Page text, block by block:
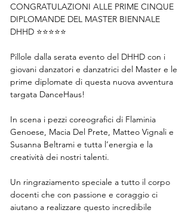
CONGRATULAZIONI ALLE PRIME CINQUE
DIPLOMANDE DEL MASTER BIENNALE
DHHD ⭐️⭐️⭐️⭐️⭐️
Pillole dalla serata evento del DHHD con i
giovani danzatori e danzatrici del Master e le
prime diplomate di questa nuova avventura
targata DanceHaus!
In scena i pezzi coreografici di Flaminia
Genoese, Macia Del Prete, Matteo Vignali e
Susanna Beltrami e tutta l’energia e la
creatività dei nostri talenti.
Un ringraziamento speciale a tutto il corpo
docenti che con passione e coraggio ci
aiutano a realizzare questo incredibile